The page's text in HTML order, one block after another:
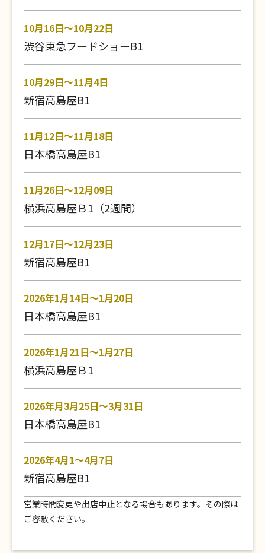
10月16日～10月22日
渋谷東急フードショーB1
10月29日～11月4日
新宿高島屋B1
11月12日～11月18日
日本橋高島屋B1
11月26日～12月09日
横浜高島屋Ｂ1（2週間）
12月17日～12月23日
新宿高島屋B1
2026年1月14日～1月20日
日本橋高島屋B1
2026年1月21日～1月27日
横浜高島屋Ｂ1
2026年月3月25日～3月31日
日本橋高島屋B1
2026年4月1～4月7日
新宿高島屋B1
営業時間変更や出店中止となる場合もあります。その際は
ご容赦ください。